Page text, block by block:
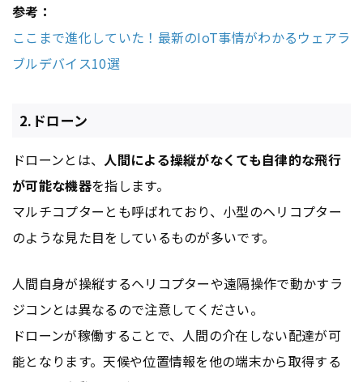
参考：
ここまで進化していた！最新のIoT事情がわかるウェアラ
ブルデバイス10選
2.ドローン
ドローンとは、人間による操縦がなくても自律的な飛行
が可能な機器を指します。
マルチコプターとも呼ばれており、小型のヘリコプター
のような見た目をしているものが多いです。
人間自身が操縦するヘリコプターや遠隔操作で動かすラ
ジコンとは異なるので注意してください。
ドローンが稼働することで、人間の介在しない配達が可
能となります。天候や位置情報を他の端末から取得する